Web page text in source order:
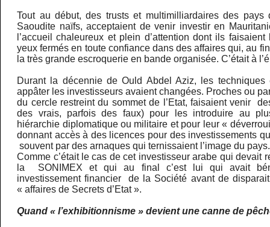
Tout au début, des trusts et multimilliardaires des pays
Saoudite naïfs, acceptaient de venir investir en
l’accueil chaleureux et plein d’attention dont ils
yeux fermés en toute confiance dans des affaires qui, au
la très grande escroquerie en bande organisée. C’était à
Durant la décennie de Ould Abdel Aziz, les techniques
appâter les investisseurs avaient changées. Proches ou
du cercle restreint du sommet de l’Etat, faisaient venir
des vrais, parfois des faux) pour les introduire au
hiérarchie diplomatique ou militaire et pour leur «
donnant accès à des licences pour des investissements
souvent par des arnaques qui ternissaient l’image du pays.
Comme c’était le cas de cet investisseur arabe qui devait
la SONIMEX et qui au final c’est lui qui avait
investissement financier de la Société avant de
« affaires de Secrets d’Etat ».
Quand « l’exhibitionnisme » devient une canne de